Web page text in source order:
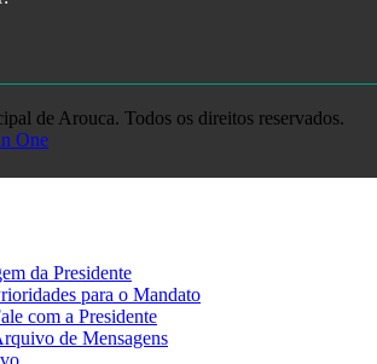
de Arouca. Todos os direitos reservados.
One
da Presidente
para o Mandato
com a Presidente
de Mensagens